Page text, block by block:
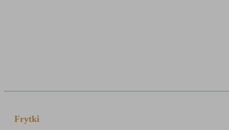
Frytki